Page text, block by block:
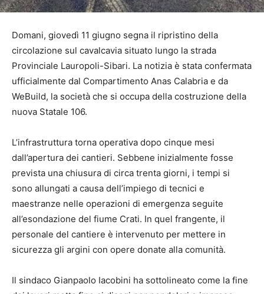
Domani, giovedì 11 giugno segna il ripristino della
circolazione sul cavalcavia situato lungo la strada
Provinciale Lauropoli-Sibari. La notizia è stata confermata
ufficialmente dal Compartimento Anas Calabria e da
WeBuild, la società che si occupa della costruzione della
nuova Statale 106.
L’infrastruttura torna operativa dopo cinque mesi
dall’apertura dei cantieri. Sebbene inizialmente fosse
prevista una chiusura di circa trenta giorni, i tempi si
sono allungati a causa dell’impiego di tecnici e
maestranze nelle operazioni di emergenza seguite
all’esondazione del fiume Crati. In quel frangente, il
personale del cantiere è intervenuto per mettere in
sicurezza gli argini con opere donate alla comunità.
Il sindaco Gianpaolo Iacobini ha sottolineato come la fine